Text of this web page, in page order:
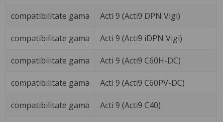
compatibilitate gama Acti 9 (Acti9 DPN Vigi)
compatibilitate gama Acti 9 (Acti9 iDPN Vigi)
compatibilitate gama Acti 9 (Acti9 C60H-DC)
compatibilitate gama Acti 9 (Acti9 C60PV-DC)
compatibilitate gama Acti 9 (Acti9 C40)